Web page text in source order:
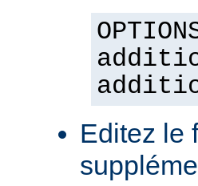
Editez le